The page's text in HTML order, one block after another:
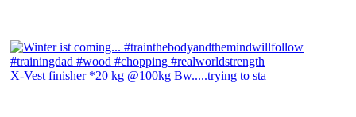
X-Vest finisher *20 kg @100kg Bw.....trying to sta